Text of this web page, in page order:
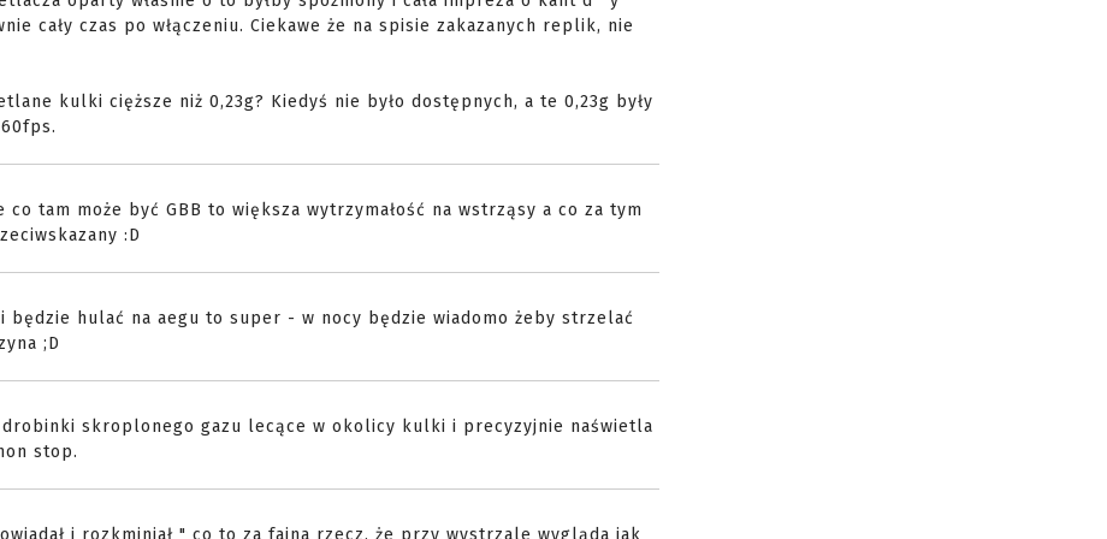
cały czas po włączeniu. Ciekawe że na spisie zakazanych replik, nie
kulki cięższe niż 0,23g? Kiedyś nie było dostępnych, a te 0,23g były
tam może być GBB to większa wytrzymałość na wstrząsy a co za tym
:D
będzie hulać na aegu to super - w nocy będzie wiadomo żeby strzelać
;D
drobinki skroplonego gazu lecące w okolicy kulki i precyzyjnie naświetla
stop.